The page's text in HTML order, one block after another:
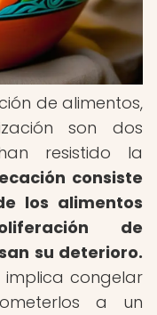
de alimentos,
son dos
resistido la
consiste
los alimentos
de
su deterioro.
implica congelar
a un